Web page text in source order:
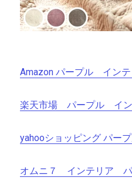
Amazon パープル イン
楽天市場 パープル イ
yahooショッピング パー
オムニ７ インテリア